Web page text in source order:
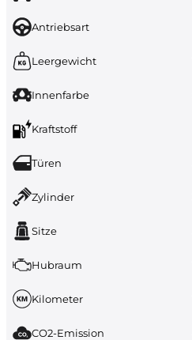
Antriebsart
Leergewicht
Innenfarbe
Kraftstoff
Türen
Zylinder
Sitze
Hubraum
Kilometer
CO2-Emission